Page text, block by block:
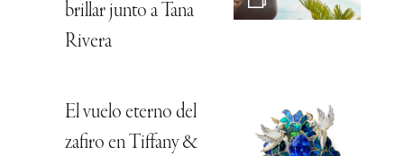
brillar junto a Tana
Rivera
El vuelo eterno del
zafiro en Tiffany &